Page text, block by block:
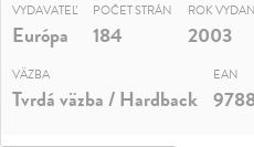
VYDAVATEĽ
Európa
POČET STRÁN
184
ROK
2003
VÄZBA
Tvrdá väzba / Hardback
EAN